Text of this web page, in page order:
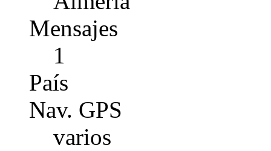
Mensajes
1
País
Nav. GPS
varios